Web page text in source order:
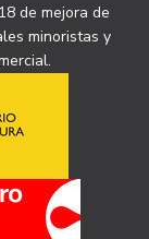
de mejora de
minoristas y